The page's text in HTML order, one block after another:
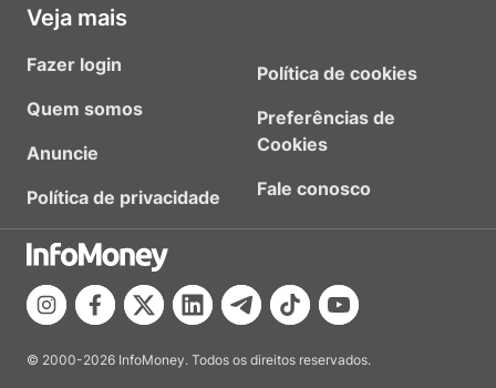
Veja mais
Fazer login
Quem somos
Anuncie
Política de privacidade
Política de cookies
Preferências de
Cookies
Fale conosco
© 2000-2026 InfoMoney. Todos os direitos reservados.